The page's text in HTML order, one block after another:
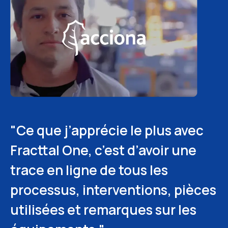
"Ce que j’apprécie le plus avec
Fracttal One, c’est d’avoir une
trace en ligne de tous les
processus, interventions, pièces
utilisées et remarques sur les
"Nous pouvons voir qui a fait la
demande, pourquoi, sur quel
actif, et le coût associé."
Dayana Sierra
Responsable des achats -
Kriamos
"Fracttal One nous aide à
assurer la traçabilité, à générer
des rapports fiables et à
structurer nos routines. Cela
nous a permis d’atteindre une